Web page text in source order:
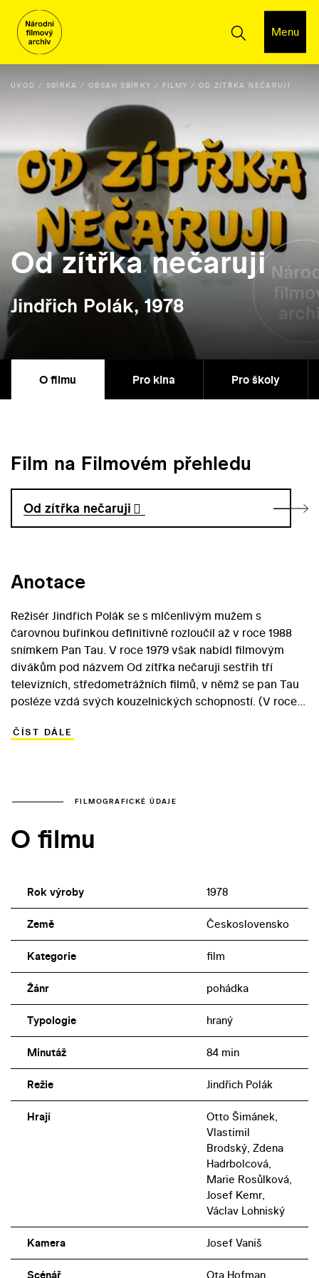
Menu
ÚVOD SBÍRKA OBSAH SBÍRKY FILMY OD ZÍTŘKA NEČARUJI
Od zítřka nečaruji
Jindřich Polák, 1978
O filmu Pro kina Pro školy
Film na Filmovém přehledu
Od zítřka nečaruji
Anotace
Režisér Jindřich Polák se s mlčenlivým mužem s
čarovnou buřinkou definitivně rozloučil až v roce 1988
snímkem Pan Tau. V roce 1979 však nabídl filmovým
divákům pod názvem Od zítřka nečaruji sestřih tří
televizních, středometrážních filmů, v němž se pan Tau
posléze vzdá svých kouzelnických schopností. (V roce
Po stopě distingovaného, laskavého kouzelníka se v
příliš mnoho lidí, kteří se touží kouzelné buřinky
nezapomenutelného přítele radosti a fantazie se v roli
ČÍST DÁLE
FILMOGRAFICKÉ ÚDAJE
O filmu
Rok výroby 1978
Země Československo
Kategorie film
Žánr pohádka
Typologie hraný
Minutáž 84 min
Režie Jindřich Polák
Hrají
Otto Šimánek,
Vlastimil
Brodský, Zdena
Hadrbolcová,
Marie Rosůlková,
Josef Kemr,
Václav Lohniský
Kamera Josef Vaniš